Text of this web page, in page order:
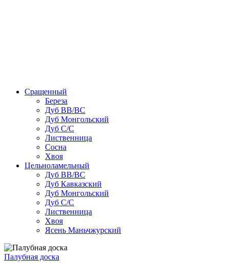
Сращенный
Береза
Дуб ВВ/ВС
Дуб Монгольский
Дуб С/С
Лиственница
Сосна
Хвоя
Цельноламельный
Дуб ВВ/ВС
Дуб Кавказский
Дуб Монгольский
Дуб С/С
Лиственница
Хвоя
Ясень Маньчжурский
Палубная доска